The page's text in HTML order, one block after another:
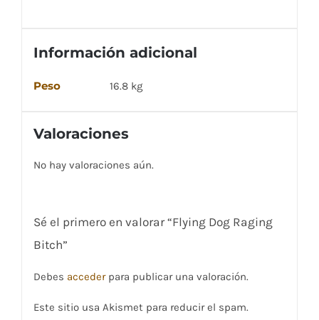
Información adicional
Peso 16.8 kg
Valoraciones
No hay valoraciones aún.
Sé el primero en valorar “Flying Dog Raging
Bitch”
Debes accederpara publicar una valoración.
Este sitio usa Akismet para reducir el spam.